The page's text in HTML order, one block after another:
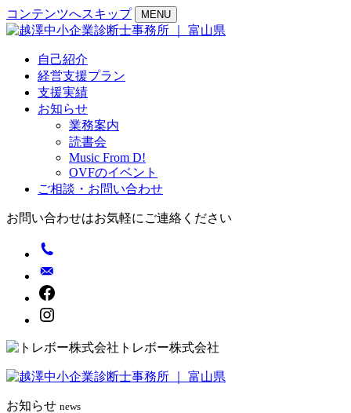
コンテンツへスキップ MENU
自己紹介
経営支援プラン
支援実績
お知らせ
業務案内
読書会
Music From D!
OVFのイベント
ご相談・お問い合わせ
お問い合わせはお気軽にご連絡ください
トレボー株式会社
お知らせ news